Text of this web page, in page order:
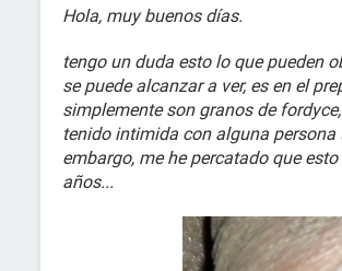
Hola, muy buenos días.
tengo un duda esto lo que pueden
se puede alcanzar a ver, es en el
simplemente son granos de
tenido intimida con alguna persona
embargo, me he percatado que
años...